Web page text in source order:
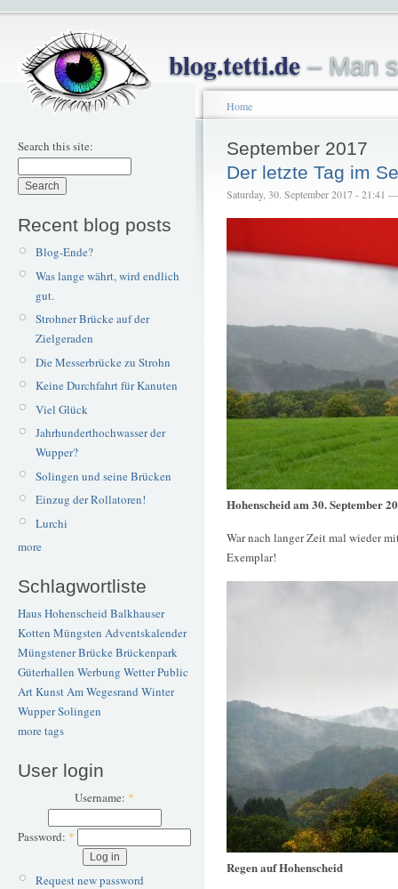
blog.tetti.de– Man
Search this site:
Recent blog posts
Blog-Ende?
Was lange währt, wird endlich
gut.
Strohner Brücke auf der
Zielgeraden
Die Messerbrücke zu Strohn
Keine Durchfahrt für Kanuten
Viel Glück
Jahrhunderthochwasser der
Wupper?
Solingen und seine Brücken
Einzug der Rollatoren!
Lurchi
more
Schlagwortliste
Haus Hohenscheid Balkhauser
Kotten Müngsten Adventskalender
Müngstener BrückeBrückenpark
Güterhallen Werbung WetterPublic
ArtKunstAm Wegesrand Winter
WupperSolingen
more tags
User login
Username: *
Password: *
Request new password
Home
September 2017
Der letzte Tag im
Saturday, 30. September 2017 - 21:41
Hohenscheid am 30. September
War nach langer Zeit mal wieder
Exemplar!
Regen auf Hohenscheid